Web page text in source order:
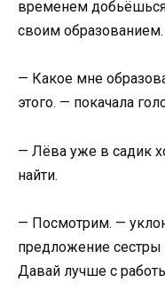
временем
своим
— Какое мне
этого. — покачала
— Лёва уже в садик
найти.
— Посмотрим. —
предложение сестры
Давай лучше с